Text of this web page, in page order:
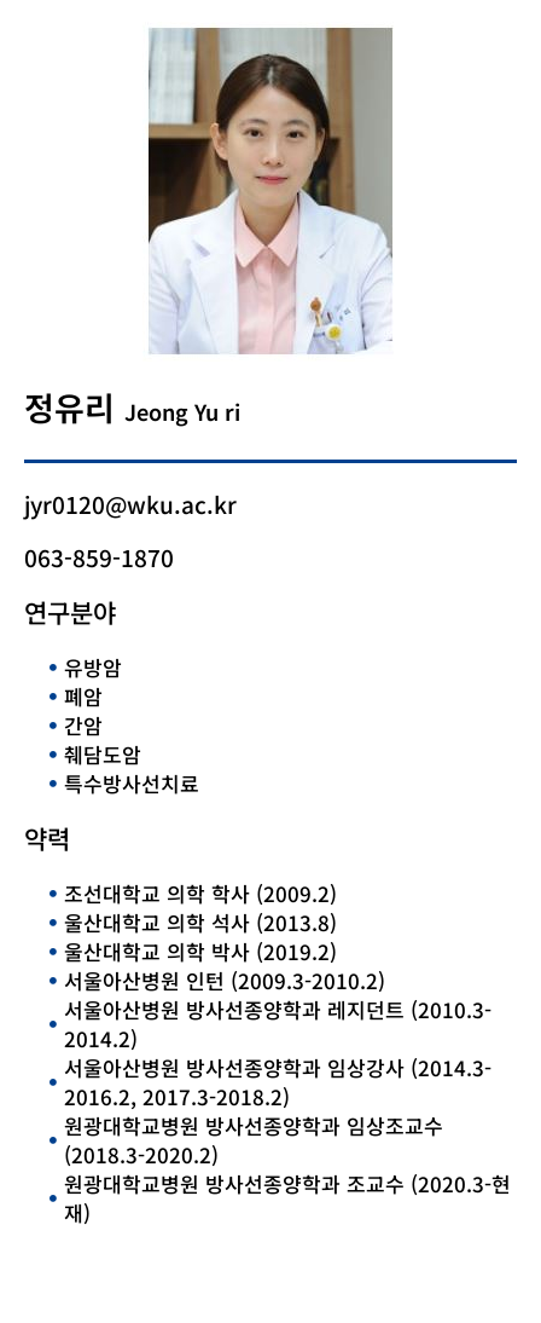
정유리 Jeong Yu ri
jyr0120@wku.ac.kr
063-859-1870
연구분야
유방암
폐암
간암
췌담도암
특수방사선치료
약력
조선대학교 의학 학사 (2009.2)
울산대학교 의학 석사 (2013.8)
울산대학교 의학 박사 (2019.2)
서울아산병원 인턴 (2009.3-2010.2)
서울아산병원 방사선종양학과 레지던트 (2010.3-
2014.2)
서울아산병원 방사선종양학과 임상강사 (2014.3-
2016.2, 2017.3-2018.2)
원광대학교병원 방사선종양학과 임상조교수
(2018.3-2020.2)
원광대학교병원 방사선종양학과 조교수 (2020.3-현
재)